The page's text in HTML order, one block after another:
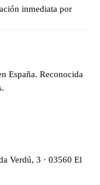
inmediata por
España. Reconocida
Verdú, 3 · 03560 El